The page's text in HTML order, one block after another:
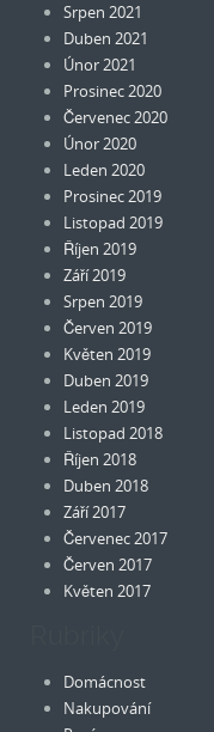
Srpen 2021
Duben 2021
Únor 2021
Prosinec 2020
Červenec 2020
Únor 2020
Leden 2020
Prosinec 2019
Listopad 2019
Říjen 2019
Září 2019
Srpen 2019
Červen 2019
Květen 2019
Duben 2019
Leden 2019
Listopad 2018
Říjen 2018
Duben 2018
Září 2017
Červenec 2017
Červen 2017
Květen 2017
Domácnost
Nakupování